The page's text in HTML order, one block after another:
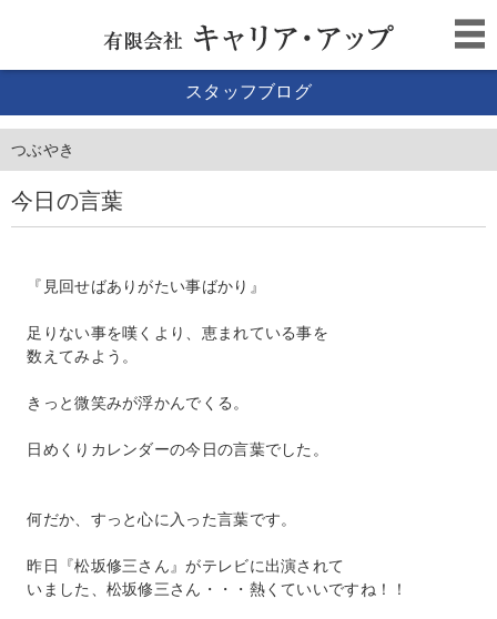
スタッフブログ
つぶやき
今日の言葉
『見回せばありがたい事ばかり』
足りない事を嘆くより、恵まれている事を
数えてみよう。
きっと微笑みが浮かんでくる。
日めくりカレンダーの今日の言葉でした。
何だか、すっと心に入った言葉です。
昨日『松坂修三さん』がテレビに出演されて
いました、松坂修三さん・・・熱くていいですね！！